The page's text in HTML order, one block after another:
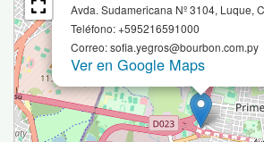
Avda. Sudamericana Nº 3104, Luque,
Teléfono: +595216591000
Correo: sofia.yegros@bourbon.com.py
Ver en Google Maps